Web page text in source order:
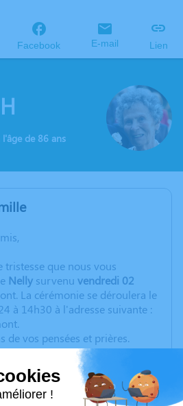
Facebook E-mail Lien
de 86 ans
tristesse que nous vous
Nelly survenu vendredi 02
La cérémonie se déroulera le
à 14h30 à l'adresse suivante :
de vos pensées et prières.
d’arbre hommage est